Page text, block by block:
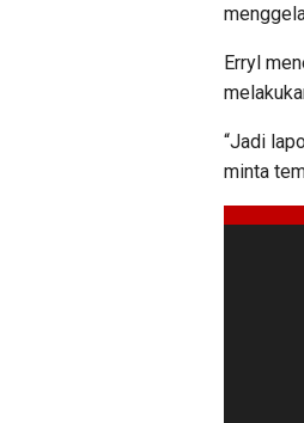
Erryl
“Jadi
minta